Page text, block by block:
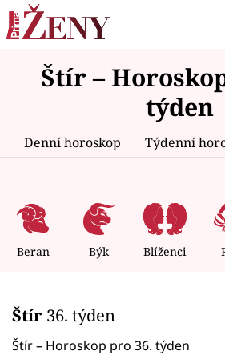
Trendy: Polabí Inspekce
Proměny
Témata
Celebrity
Seriály
Štír –
týden
Denní horoskop Týdenní
Beran Býk Blíženci
Štír 36. týden
Štír – Horoskop pro 36. týden